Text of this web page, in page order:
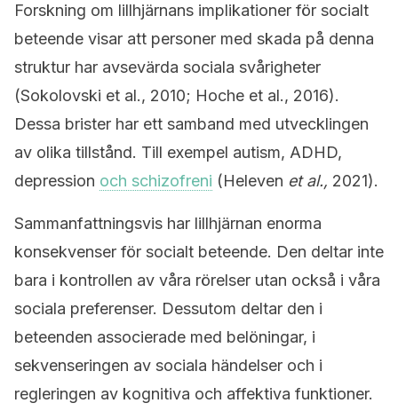
Forskning om lillhjärnans implikationer för socialt
beteende visar att personer med skada på denna
struktur har avsevärda sociala svårigheter
(Sokolovski et al., 2010; Hoche et al., 2016).
Dessa brister har ett samband med utvecklingen
av olika tillstånd. Till exempel autism, ADHD,
depression och schizofreni (Heleven et al., 2021).
Sammanfattningsvis har lillhjärnan enorma
konsekvenser för socialt beteende. Den deltar inte
bara i kontrollen av våra rörelser utan också i våra
sociala preferenser. Dessutom deltar den i
beteenden associerade med belöningar, i
sekvenseringen av sociala händelser och i
regleringen av kognitiva och affektiva funktioner.